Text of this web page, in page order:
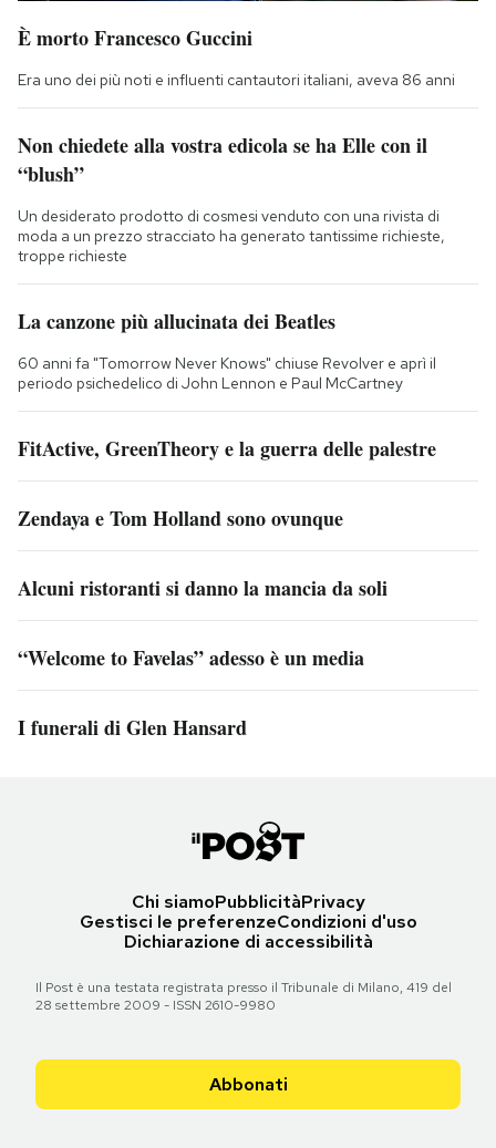
È morto Francesco Guccini
Era uno dei più noti e influenti cantautori italiani, aveva 86 anni
Non chiedete alla vostra edicola se ha Elle con il
“blush”
Un desiderato prodotto di cosmesi venduto con una rivista di
moda a un prezzo stracciato ha generato tantissime richieste,
troppe richieste
La canzone più allucinata dei Beatles
60 anni fa "Tomorrow Never Knows" chiuse Revolver e aprì il
periodo psichedelico di John Lennon e Paul McCartney
FitActive, GreenTheory e la guerra delle palestre
Zendaya e Tom Holland sono ovunque
Alcuni ristoranti si danno la mancia da soli
“Welcome to Favelas” adesso è un media
I funerali di Glen Hansard
Chi siamoPubblicitàPrivacy
Gestisci le preferenzeCondizioni d'uso
Dichiarazione di accessibilità
Il Post è una testata registrata presso il Tribunale di Milano, 419 del
28 settembre 2009 - ISSN 2610-9980
Abbonati